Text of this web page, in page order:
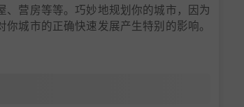
营房等等。巧妙地规划你的城市，因为
城市的正确快速发展产生特别的影响。